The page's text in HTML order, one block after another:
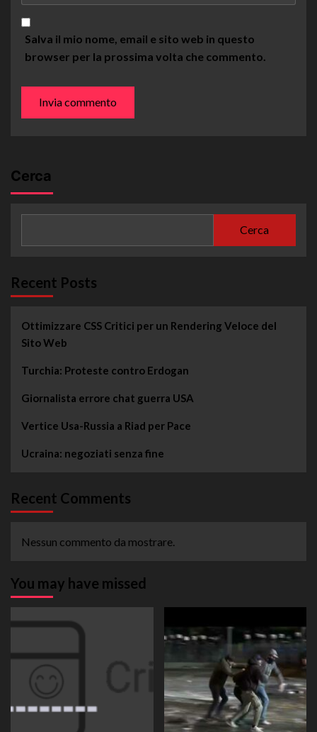
Salva il mio nome, email e sito web in questo
browser per la prossima volta che commento.
Cerca
Cerca
Recent Posts
Ottimizzare CSS Critici per un Rendering Veloce del
Sito Web
Turchia: Proteste contro Erdogan
Giornalista errore chat guerra USA
Vertice Usa-Russia a Riad per Pace
Ucraina: negoziati senza fine
Recent Comments
Nessun commento da mostrare.
You may have missed